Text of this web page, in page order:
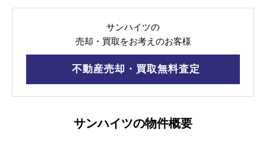
サンハイツの
売却・買取をお考えのお客様
不動産売却・買取無料査定
サンハイツの物件概要